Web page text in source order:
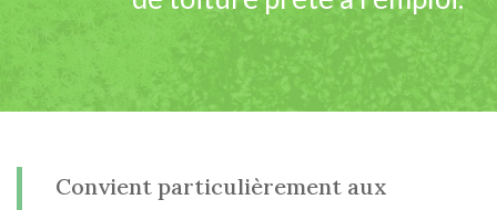
Convient particulièrement aux